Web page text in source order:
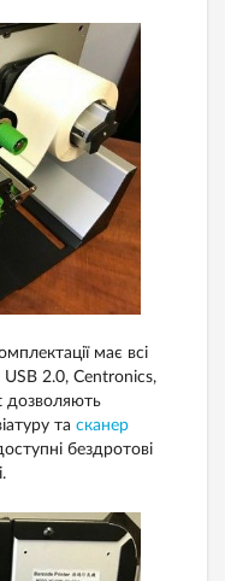
має всі
USB 2.0, Centronics,
дозволяють
та сканер
бездротові